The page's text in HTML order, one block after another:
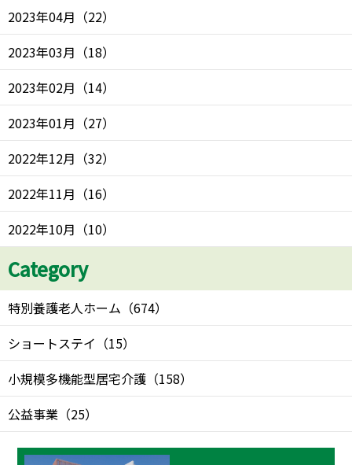
2023年04月 （22）
2023年03月 （18）
2023年02月 （14）
2023年01月 （27）
2022年12月 （32）
2022年11月 （16）
2022年10月 （10）
Category
特別養護老人ホーム （674）
ショートステイ （15）
小規模多機能型居宅介護 （158）
公益事業 （25）